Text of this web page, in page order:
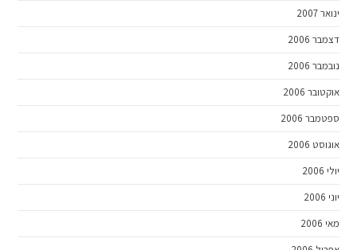
ינואר 2007
דצמבר 2006
נובמבר 2006
אוקטובר 2006
ספטמבר 2006
אוגוסט 2006
יולי 2006
יוני 2006
מאי 2006